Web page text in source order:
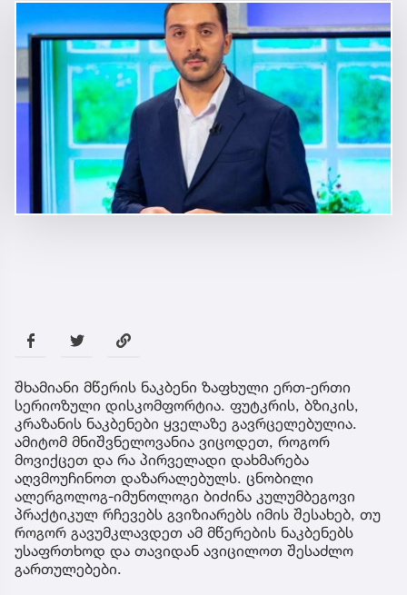
შხამიანი მწერის ნაკბენი ზაფხული ერთ-ერთი
სერიოზული დისკომფორტია. ფუტკრის, ბზიკის,
კრაზანის ნაკბენები ყველაზე გავრცელებულია.
ამიტომ მნიშვნელოვანია ვიცოდეთ, როგორ
მოვიქცეთ და რა პირველადი დახმარება
აღვმოუჩინოთ დაზარალებულს. ცნობილი
ალერგოლოგ-იმუნოლოგი ბიძინა კულუმბეგოვი
პრაქტიკულ რჩევებს გვიზიარებს იმის შესახებ, თუ
როგორ გავუმკლავდეთ ამ მწერების ნაკბენებს
უსაფრთხოდ და თავიდან ავიცილოთ შესაძლო
გართულებები.